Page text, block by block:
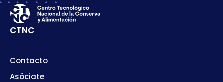
CTNC
Contacto
Asóciate